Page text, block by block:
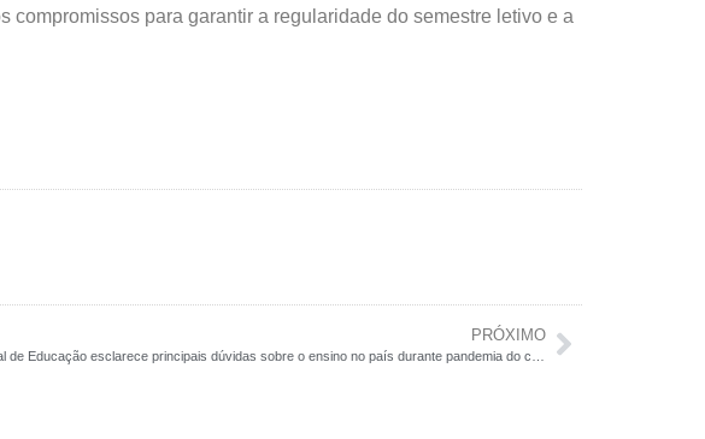
para garantir a regularidade do semestre letivo e a
PRÓXIMO